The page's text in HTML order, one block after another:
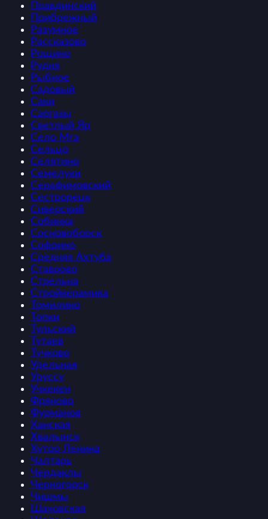
Правдинский
Прибрежный
Разумное
Рассказово
Рощино
Рудня
Рыбное
Садовый
Саки
Саргазы
Светлый Яр
Село Мга
Сельцо
Селятино
Семелуки
Серафимовский
Сестрорецк
Сиверский
Собинка
Сосновоборск
Софрино
Средняя Ахтуба
Ставрово
Стрельна
Стройкерамика
Томилино
Топки
Тульский
Тутаев
Тучково
Удельная
Уруссу
Учкекен
Фряново
Фурманов
Ханская
Хвалынск
Хутор Ленина
Чалтарь
Чердаклы
Черногорск
Чишмы
Шаховская